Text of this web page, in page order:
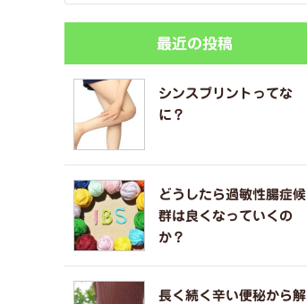
最近の投稿
シンスプリントってな
に？
どうしたら過敏性腸症候
群は良くなっていくの
か？
長く続く辛い便秘から解